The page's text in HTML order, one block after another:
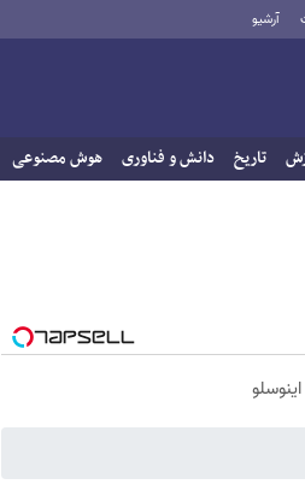
آرشیو
تاریخ دانش و فناوری هوش مصنوعی